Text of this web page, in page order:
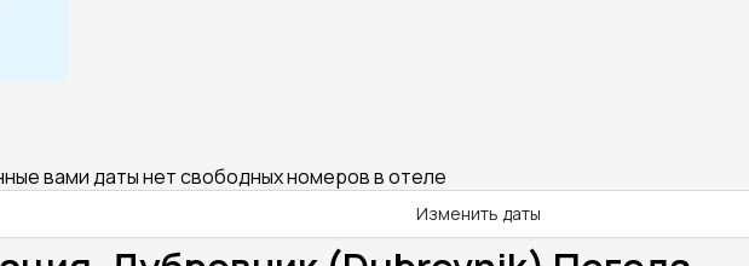
вами даты нет свободных номеров в отеле
Изменить даты